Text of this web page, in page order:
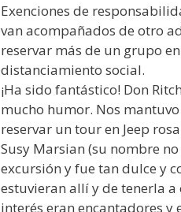
Exenciones de
van acompañados de otro
reservar más de un grupo
distanciamiento social.
¡Ha sido fantástico! Don
mucho humor. Nos
reservar un tour en Jeep
Susy Marsian (su nombre
excursión y fue tan dulce y
estuvieran allí y de tenerla a
interés eran encantadores y